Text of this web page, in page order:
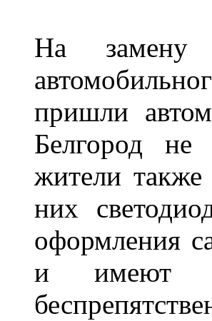
На замену
пришли
Белгород не
жители
них
оформления
и имеют